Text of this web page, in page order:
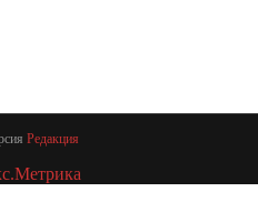
Редакция